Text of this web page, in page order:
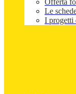
Offerta
Le
I progetti